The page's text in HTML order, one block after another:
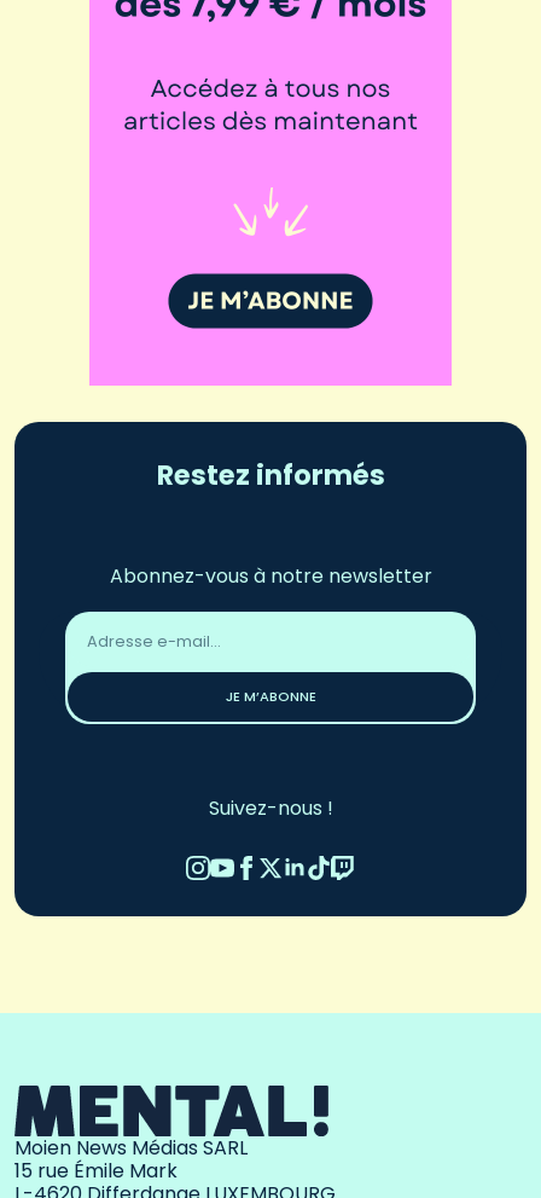
Restez informés
Abonnez-vous à notre newsletter
Adresse
email
JE M’ABONNE
Suivez-nous !
Moien News Médias SARL
15 rue Émile Mark